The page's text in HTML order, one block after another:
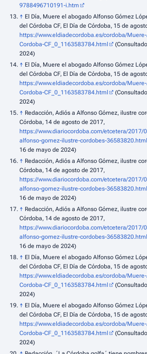
9788496710191-i.htm
↑ El Día, Muere el abogado Alfonso Gómez
del Córdoba CF, El Día de Córdoba, 15 de
https://www.eldiadecordoba.es/cordoba/
Cordoba-CF_0_1163583784.html
2024)
↑ El Día, Muere el abogado Alfonso Gómez
del Córdoba CF, El Día de Córdoba, 15 de
https://www.eldiadecordoba.es/cordoba/
Cordoba-CF_0_1163583784.html
2024)
↑ Redacción, Adiós a Alfonso Gómez, ilustre
Córdoba, 14 de agosto de 2017,
https://www.diariocordoba.com/etcetera/2017/
alfonso-gomez-ilustre-cordobes-36583820.html
16 de mayo de 2024)
↑ Redacción, Adiós a Alfonso Gómez, ilustre
Córdoba, 14 de agosto de 2017,
https://www.diariocordoba.com/etcetera/2017/
alfonso-gomez-ilustre-cordobes-36583820.html
16 de mayo de 2024)
↑ Redacción, Adiós a Alfonso Gómez, ilustre
Córdoba, 14 de agosto de 2017,
https://www.diariocordoba.com/etcetera/2017/
alfonso-gomez-ilustre-cordobes-36583820.html
16 de mayo de 2024)
↑ El Día, Muere el abogado Alfonso Gómez
del Córdoba CF, El Día de Córdoba, 15 de
https://www.eldiadecordoba.es/cordoba/
Cordoba-CF_0_1163583784.html
2024)
↑ El Día, Muere el abogado Alfonso Gómez
del Córdoba CF, El Día de Córdoba, 15 de
https://www.eldiadecordoba.es/cordoba/
Cordoba-CF_0_1163583784.html
2024)